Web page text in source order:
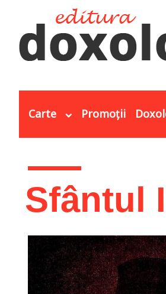
Carte Promoții
Sfântul